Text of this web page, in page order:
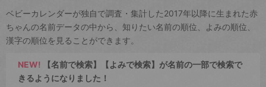
ベビーカレンダーが独自で調査・集計した2017年以降に生まれた赤
ちゃんの名前データの中から、知りたい名前の順位、よみの順位、
漢字の順位を見ることができます。
NEW! 【名前で検索】【よみで検索】が名前の一部で検索で
きるようになりました！